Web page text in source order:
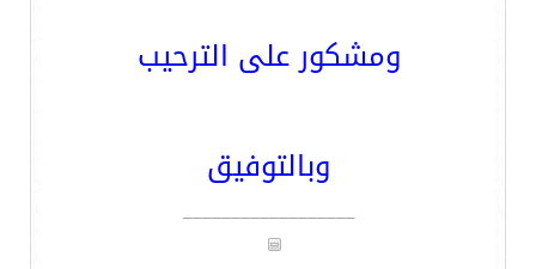
ومشكور على الترحيب
وبالتوفيق
__________________